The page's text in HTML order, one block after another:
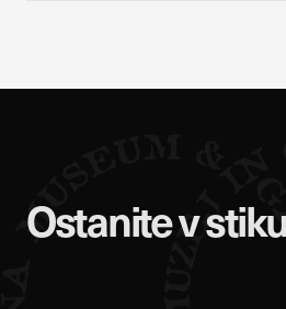
Ostanite v